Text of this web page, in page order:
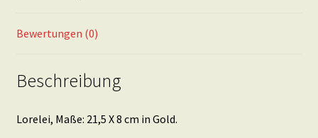
Bewertungen (0)
Beschreibung
Lorelei, Maße: 21,5 X 8 cm in Gold.